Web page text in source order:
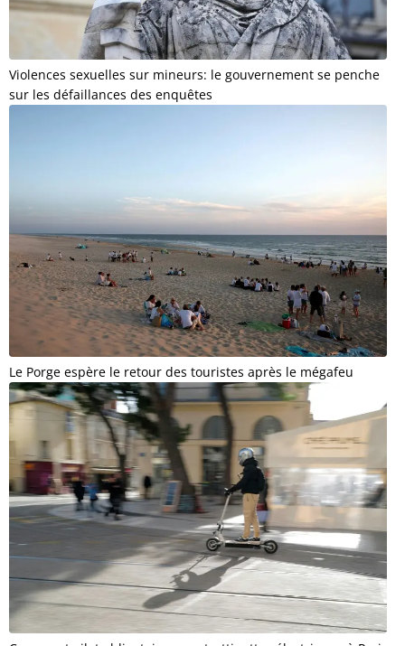
Violences sexuelles sur mineurs: le gouvernement se penche
sur les défaillances des enquêtes
Le Porge espère le retour des touristes après le mégafeu